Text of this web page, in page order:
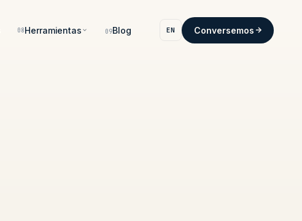
08Herramientas 09Blog EN Conversemos